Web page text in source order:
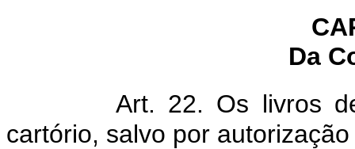
Da
Art. 22. Os livros
cartório, salvo por